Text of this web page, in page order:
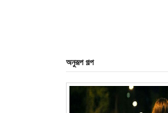
অনুরূপ গল্প